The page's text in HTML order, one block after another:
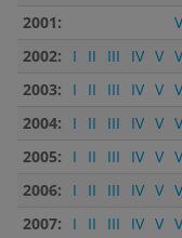
2001:
2002:
I II III IV V
2003:
I II III IV V
2004:
I II III IV V
2005:
I II III IV V
2006:
I II III IV V
2007:
I II III IV V